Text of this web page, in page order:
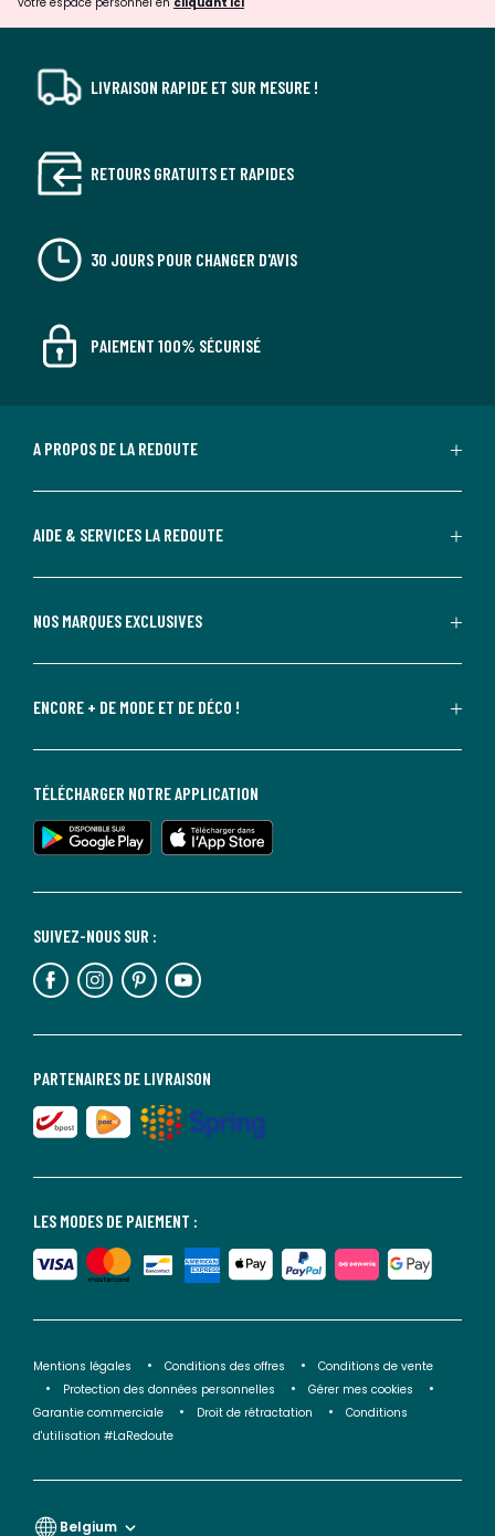
LIVRAISON RAPIDE ET SUR MESURE !
RETOURS GRATUITS ET RAPIDES
30 JOURS POUR CHANGER D'AVIS
PAIEMENT 100% SÉCURISÉ
A PROPOS DE LA REDOUTE
AIDE & SERVICES LA REDOUTE
NOS MARQUES EXCLUSIVES
ENCORE + DE MODE ET DE DÉCO !
LES MODES DE PAIEMENT :
PARTENAIRES DE LIVRAISON
SUIVEZ-NOUS SUR :
TÉLÉCHARGER NOTRE APPLICATION
Mentions légales Conditions des offres
Conditions de vente
Protection des données personnelles
Gérer mes cookies
Garantie commerciale
Droit de rétractation
Conditions
d'utilisation #LaRedoute
Belgium